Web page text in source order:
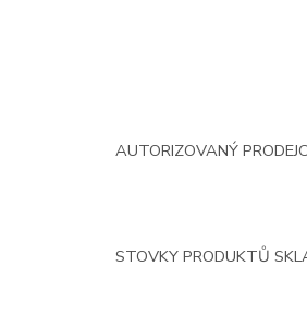
AUTORIZOVANÝ
STOVKY PRODUKTŮ